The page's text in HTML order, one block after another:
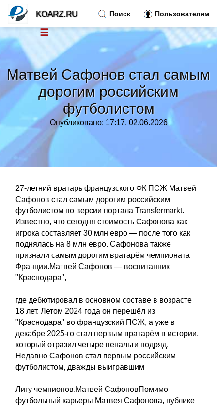
Матвей Сафонов стал самым
дорогим российским
футболистом
Опубликовано: 17:17, 02.06.2026
27-летний вратарь французского ФК ПСЖ Матвей
Сафонов стал самым дорогим российским
футболистом по версии портала Transfermarkt.
Известно, что сегодня стоимость Сафонова как
игрока составляет 30 млн евро — после того как
поднялась на 8 млн евро. Сафонова также
признали самым дорогим вратарём чемпионата
Франции.Матвей Сафонов — воспитанник
"Краснодара",
где дебютировал в основном составе в возрасте
18 лет. Летом 2024 года он перешёл из
"Краснодара" во французский ПСЖ, а уже в
декабре 2025-го стал первым вратарём в истории,
который отразил четыре пенальти подряд.
Недавно Сафонов стал первым российским
футболистом, дважды выигравшим
Лигу чемпионов.Матвей СафоновПомимо
футбольный карьеры Матвея Сафонова, публике
Поиск Пользователям
KOARZ.RU
☰
Новости
Тренды новостей»
»
Правила »
Контакт»